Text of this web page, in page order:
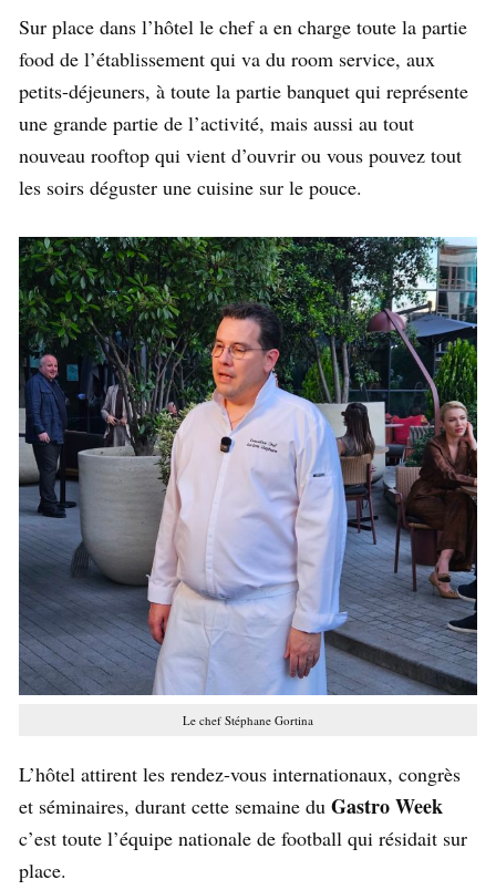
Sur place dans l’hôtel le chef a en charge toute la partie
food de l’établissement qui va du room service, aux
petits-déjeuners, à toute la partie banquet qui représente
une grande partie de l’activité, mais aussi au tout
nouveau rooftop qui vient d’ouvrir ou vous pouvez tout
les soirs déguster une cuisine sur le pouce.
Le chef Stéphane Gortina
L’hôtel attirent les rendez-vous internationaux, congrès
et séminaires, durant cette semaine du Gastro Week
c’est toute l’équipe nationale de football qui résidait sur
place.